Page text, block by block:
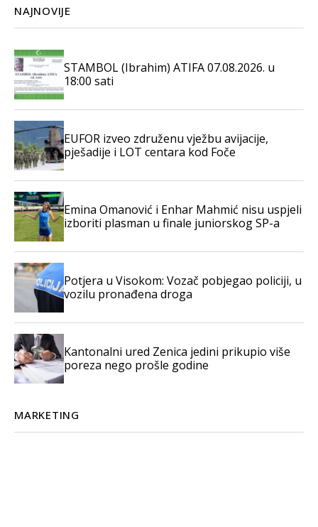
NAJNOVIJE
STAMBOL (Ibrahim) ATIFA 07.08.2026. u
18:00 sati
EUFOR izveo združenu vježbu avijacije,
pješadije i LOT centara kod Foče
Emina Omanović i Enhar Mahmić nisu uspjeli
izboriti plasman u finale juniorskog SP-a
Potjera u Visokom: Vozač pobjegao policiji, u
vozilu pronađena droga
Kantonalni ured Zenica jedini prikupio više
poreza nego prošle godine
MARKETING